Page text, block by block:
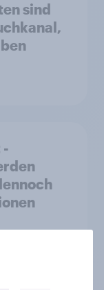
sind
-
Jeder